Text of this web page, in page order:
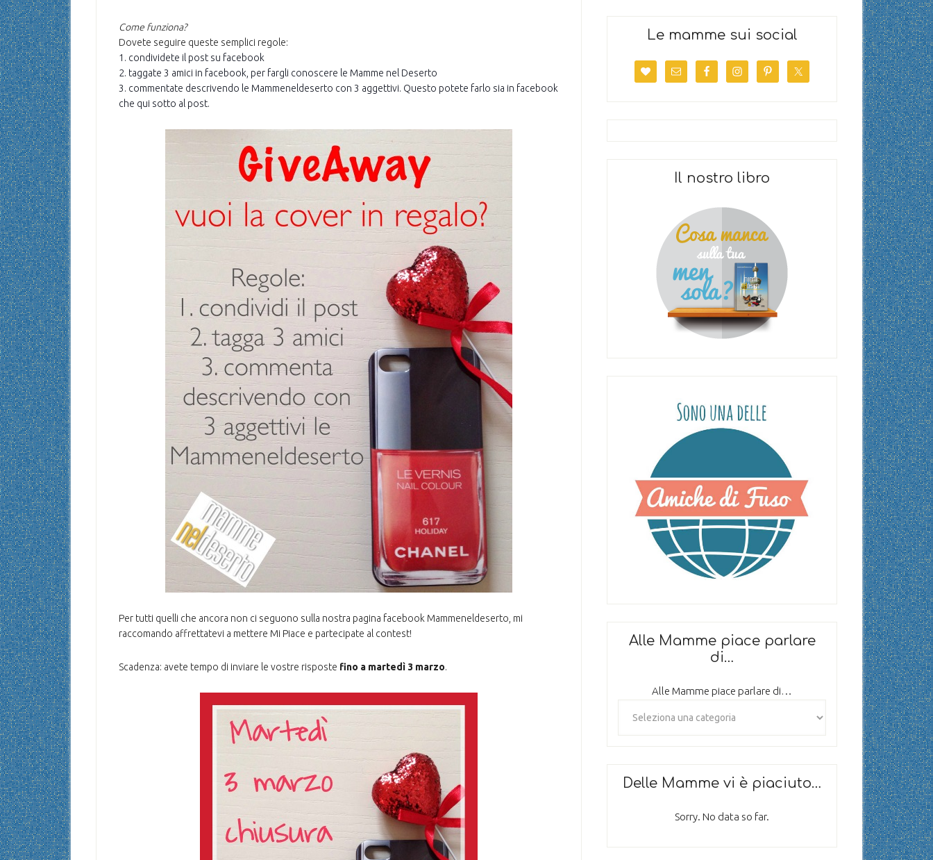
Come funziona?
Dovete seguire queste semplici regole:
1. condividete il post su facebook
2. taggate 3 amici in facebook, per fargli conoscere le Mamme nel Deserto
3. commentate descrivendo le Mammeneldeserto con 3 aggettivi. Questo potete farlo sia in facebook
che qui sotto al post.
Per tutti quelli che ancora non ci seguono sulla nostra pagina facebook Mammeneldeserto, mi
raccomando affrettatevi a mettere Mi Piace e partecipate al contest!
Scadenza: avete tempo di inviare le vostre risposte fino a martedì 3 marzo.
Le mamme sui social
Il nostro libro
Alle Mamme piace parlare
di…
Alle Mamme piace parlare di…
Delle Mamme vi è piaciuto…
Sorry. No data so far.